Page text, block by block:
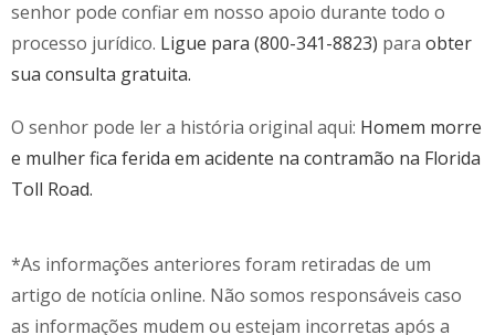
senhor pode confiar em nosso apoio durante todo o
processo jurídico. Ligue para (800-341-8823) para obter
sua consulta gratuita.
O senhor pode ler a história original aqui: Homem morre
e mulher fica ferida em acidente na contramão na Florida
Toll Road.
*As informações anteriores foram retiradas de um
artigo de notícia online. Não somos responsáveis caso
as informações mudem ou estejam incorretas após a